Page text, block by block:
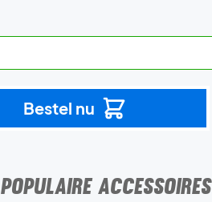
Bestel nu
POPULAIRE ACCESSOIRES